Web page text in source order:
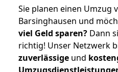
Sie planen einen Umzug
Barsinghausen und
viel Geld sparen? Dann
richtig! Unser Netzwerk
zuverlässige und